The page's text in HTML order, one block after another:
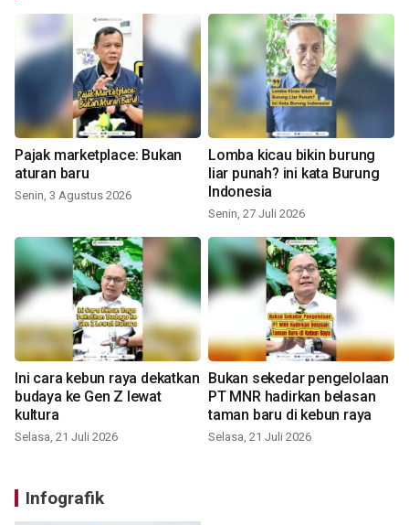
Pajak marketplace: Bukan
aturan baru
Senin, 3 Agustus 2026
Lomba kicau bikin burung
liar punah? ini kata Burung
Indonesia
Senin, 27 Juli 2026
Ini cara kebun raya dekatkan
budaya ke Gen Z lewat
kultura
Selasa, 21 Juli 2026
Bukan sekedar pengelolaan
PT MNR hadirkan belasan
taman baru di kebun raya
Selasa, 21 Juli 2026
Infografik